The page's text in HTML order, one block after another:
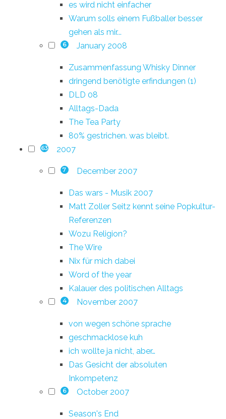
es wird nicht einfacher
Warum solls einem Fußballer besser
gehen als mir...
6 January 2008
Zusammenfassung Whisky Dinner
dringend benötigte erfindungen (1)
DLD 08
Alltags-Dada
The Tea Party
80% gestrichen. was bleibt.
63 2007
7 December 2007
Das wars - Musik 2007
Matt Zoller Seitz kennt seine Popkultur-
Referenzen
Wozu Religion?
The Wire
Nix für mich dabei
Word of the year
Kalauer des politischen Alltags
4 November 2007
von wegen schöne sprache
geschmacklose kuh
ich wollte ja nicht, aber…
Das Gesicht der absoluten
Inkompetenz
6 October 2007
Season's End